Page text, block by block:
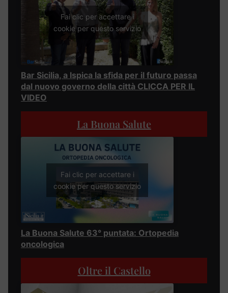
Fai clic per accettare i
cookie per questo servizio
Bar Sicilia, a Ispica la sfida per il futuro passa
dal nuovo governo della città CLICCA PER IL
VIDEO
La Buona Salute
Fai clic per accettare i
cookie per questo servizio
La Buona Salute 63° puntata: Ortopedia
oncologica
Oltre il Castello